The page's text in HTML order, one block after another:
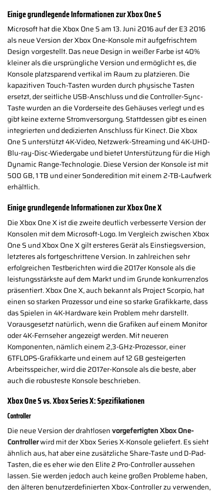
Einige grundlegende Informationen zur Xbox One S
Microsoft hat die Xbox One S am 13. Juni 2016 auf der E3 2016
als neue Version der Xbox One-Konsole mit aufgefrischtem
Design vorgestellt. Das neue Design in weißer Farbe ist 40%
kleiner als die ursprüngliche Version und ermöglicht es, die
Konsole platzsparend vertikal im Raum zu platzieren. Die
kapazitiven Touch-Tasten wurden durch physische Tasten
ersetzt, der seitliche USB-Anschluss und die Controller-Sync-
Taste wurden an die Vorderseite des Gehäuses verlegt und es
gibt keine externe Stromversorgung. Stattdessen gibt es einen
integrierten und dedizierten Anschluss für Kinect. Die Xbox
One S unterstützt 4K-Video, Netzwerk-Streaming und 4K-UHD-
Blu-ray-Disc-Wiedergabe und bietet Unterstützung für die High
Dynamic Range-Technologie. Diese Version der Konsole ist mit
500 GB, 1 TB und einer Sonderedition mit einem 2-TB-Laufwerk
erhältlich.
Einige grundlegende Informationen zur Xbox One X
Die Xbox One X ist die zweite deutlich verbesserte Version der
Konsolen mit dem Microsoft-Logo. Im Vergleich zwischen Xbox
One S und Xbox One X gilt ersteres Gerät als Einstiegsversion,
letzteres als fortgeschrittene Version. In zahlreichen sehr
erfolgreichen Testberichten wird die 2017er Konsole als die
leistungsstärkste auf dem Markt und im Grunde konkurrenzlos
präsentiert. Xbox One X, auch bekannt als Project Scorpio, hat
einen so starken Prozessor und eine so starke Grafikkarte, dass
das Spielen in 4K-Hardware kein Problem mehr darstellt.
Vorausgesetzt natürlich, wenn die Grafiken auf einem Monitor
oder 4K-Fernseher angezeigt werden. Mit neueren
Komponenten, nämlich einem 2,3-GHz-Prozessor, einer
6TFLOPS-Grafikkarte und einem auf 12 GB gesteigerten
Arbeitsspeicher, wird die 2017er-Konsole als die beste, aber
auch die robusteste Konsole beschrieben.
Xbox One S vs. Xbox Series X: Spezifikationen
Controller
Die neue Version der drahtlosenvorgefertigten Xbox One-
Controllerwird mit der Xbox Series X-Konsole geliefert. Es sieht
ähnlich aus, hat aber eine zusätzliche Share-Taste und D-Pad-
Tasten, die es eher wie den Elite 2 Pro-Controller aussehen
lassen. Sie werden jedoch auch keine großen Probleme haben,
den älteren benutzerdefinierten Xbox-Controller zu verwenden,